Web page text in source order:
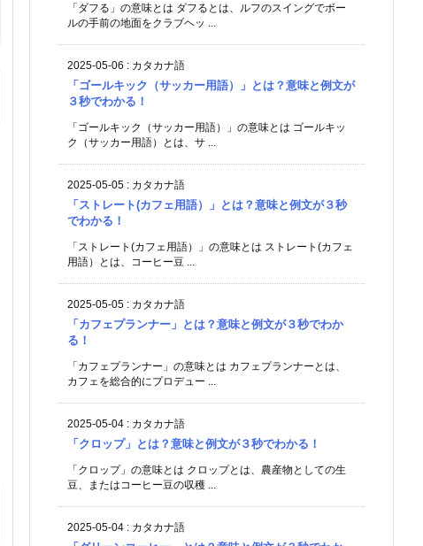
「ダフる」の意味とは ダフるとは、ルフのスイングでボー
ルの手前の地面をクラブヘッ ...
2025-05-06 : カタカナ語
「ゴールキック（サッカー用語）」とは？意味と例文が
３秒でわかる！
「ゴールキック（サッカー用語）」の意味とは ゴールキッ
ク（サッカー用語）とは、サ ...
2025-05-05 : カタカナ語
「ストレート(カフェ用語）」とは？意味と例文が３秒
でわかる！
「ストレート(カフェ用語）」の意味とは ストレート(カフェ
用語）とは、コーヒー豆 ...
2025-05-05 : カタカナ語
「カフェプランナー」とは？意味と例文が３秒でわか
る！
「カフェプランナー」の意味とは カフェプランナーとは、
カフェを総合的にプロデュー ...
2025-05-04 : カタカナ語
「クロップ」とは？意味と例文が３秒でわかる！
「クロップ」の意味とは クロップとは、農産物としての生
豆、またはコーヒー豆の収穫 ...
2025-05-04 : カタカナ語